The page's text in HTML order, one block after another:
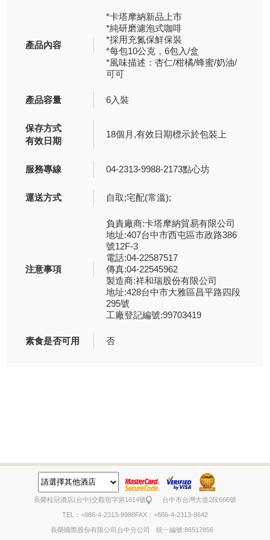
產品內容
*卡塔摩納新品上市
*純研磨濾泡式咖啡
*採用充氮保鮮保裝
*每包10公克，6包入/盒
*風味描述：杏仁/柑橘/蜂蜜/奶油/
可可
產品容量 6入裝
保存方式
有效日期
18個月,有效日期標示於包裝上
服務專線 04-2313-9988-2173點心坊
運送方式 自取;宅配(常溫);
注意事項
負責廠商:卡塔摩納貿易有限公司
地址:407台中市西屯區市政路386
號12F-3
電話:04-22587517
傳真:04-22545962
製造商:祥和瑞股份有限公司
地址:428台中市大雅區昌平路四段
295號
工廠登記編號:99703419
素食是否可用 否
長榮桂冠酒店(台中)交觀宿字第1614號 台中市台灣大道2段666號
TEL：+886-4-2313-9988FAX：+886-4-2313-8642
長榮國際股份有限公司台中分公司 統一編號:86517856